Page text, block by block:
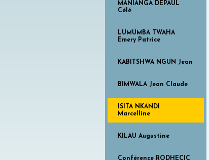
MANIANGA DEPAUL
Célé
LUMUMBA TWAHA
Emery Patrice
KABITSHWA NGUN Jean
BIMWALA Jean Claude
ISITA NKANDI
Marcelline
KILAU Augustine
Conférence RODHECIC